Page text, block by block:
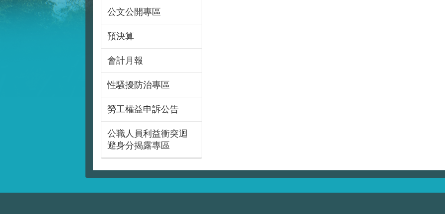
公文公開專區
預決算
會計月報
性騷擾防治專區
勞工權益申訴公告
公職人員利益衝突迴
避身分揭露專區